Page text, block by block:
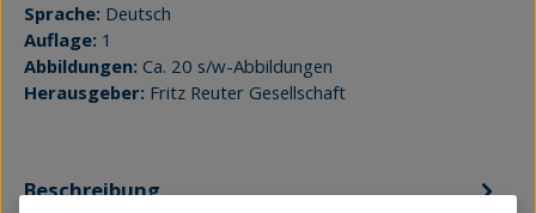
Sprache: Deutsch
Auflage: 1
Abbildungen: Ca. 20 s/w-Abbildungen
Herausgeber: Fritz Reuter Gesellschaft
Beschreibung